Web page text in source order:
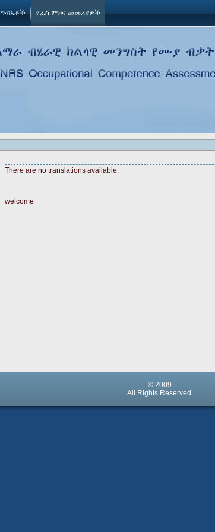
ግብአቶች የራስ ምዘና መመሪያዎች
There are no translations available.
welcome
© 2009
All Rights Reserved.